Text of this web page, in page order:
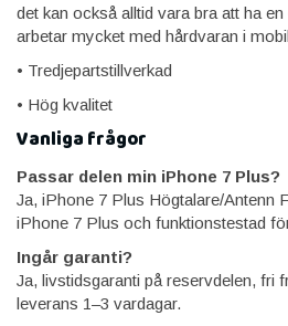
det kan också alltid vara bra att ha
arbetar mycket med hårdvaran i
• Tredjepartstillverkad
• Hög kvalitet
Vanliga frågor
Passar delen min iPhone 7 Plus?
Ja, iPhone 7 Plus Högtalare/Antenn
iPhone 7 Plus och funktionstestad
Ingår garanti?
Ja, livstidsgaranti på reservdelen, fri
leverans 1–3 vardagar.